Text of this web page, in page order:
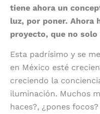
tiene ahora un
luz, por poner. Ahora
proyecto, que no
Esta padrísimo y se
en México esté
creciendo la
iluminación. Muchos
haces?, ¿pones